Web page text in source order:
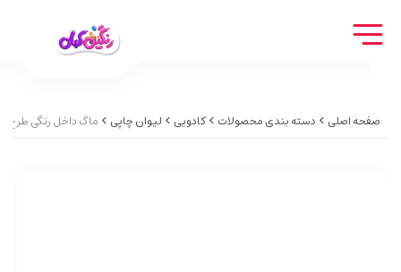
صفحه اصلی دسته بندی محصولات کادویی لیوان چاپی ماگ داخل رنگی طرح